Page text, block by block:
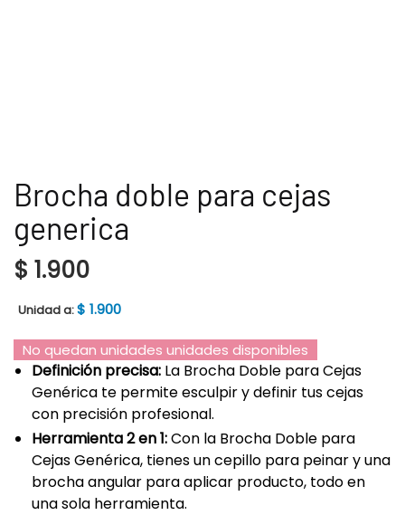
Brocha doble para cejas
generica
$ 1.900
Unidad a:$ 1.900
No quedan unidades unidades disponibles
Definición precisa: La Brocha Doble para Cejas
Genérica te permite esculpir y definir tus cejas
con precisión profesional.
Herramienta 2 en 1:Con la Brocha Doble para
Cejas Genérica, tienes un cepillo para peinar y una
brocha angular para aplicar producto, todo en
una sola herramienta.